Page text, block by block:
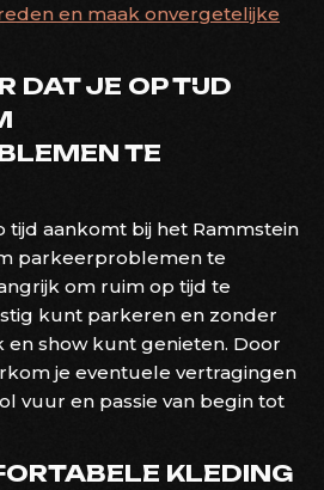
en maak onvergetelijke
DAT JE OP TIJD
TE
tijd aankomt bij het Rammstein
parkeerproblemen te
om ruim op tijd te
kunt parkeren en zonder
en show kunt genieten. Door
je eventuele vertragingen
vuur en passie van begin tot
KLEDING